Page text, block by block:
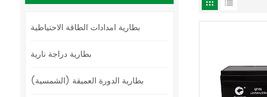
بطارية امدادات الطاقة الاحتياطية
بطارية دراجة نارية
بطارية الدورة العميقة (الشمسية)